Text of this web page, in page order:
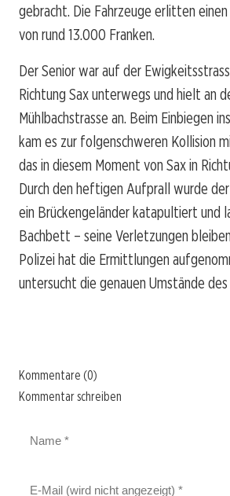
gebracht. Die Fahrzeuge erlitten
von rund 13.000 Franken.
Der Senior war auf der
Richtung Sax unterwegs und hielt an
Mühlbachstrasse an. Beim Einbiegen
kam es zur folgenschweren Kollision
das in diesem Moment von Sax in
Durch den heftigen Aufprall wurde
ein Brückengeländer katapultiert und
Bachbett – seine Verletzungen
Polizei hat die Ermittlungen
untersucht die genauen Umstände
Kommentare (0)
Kommentar schreiben